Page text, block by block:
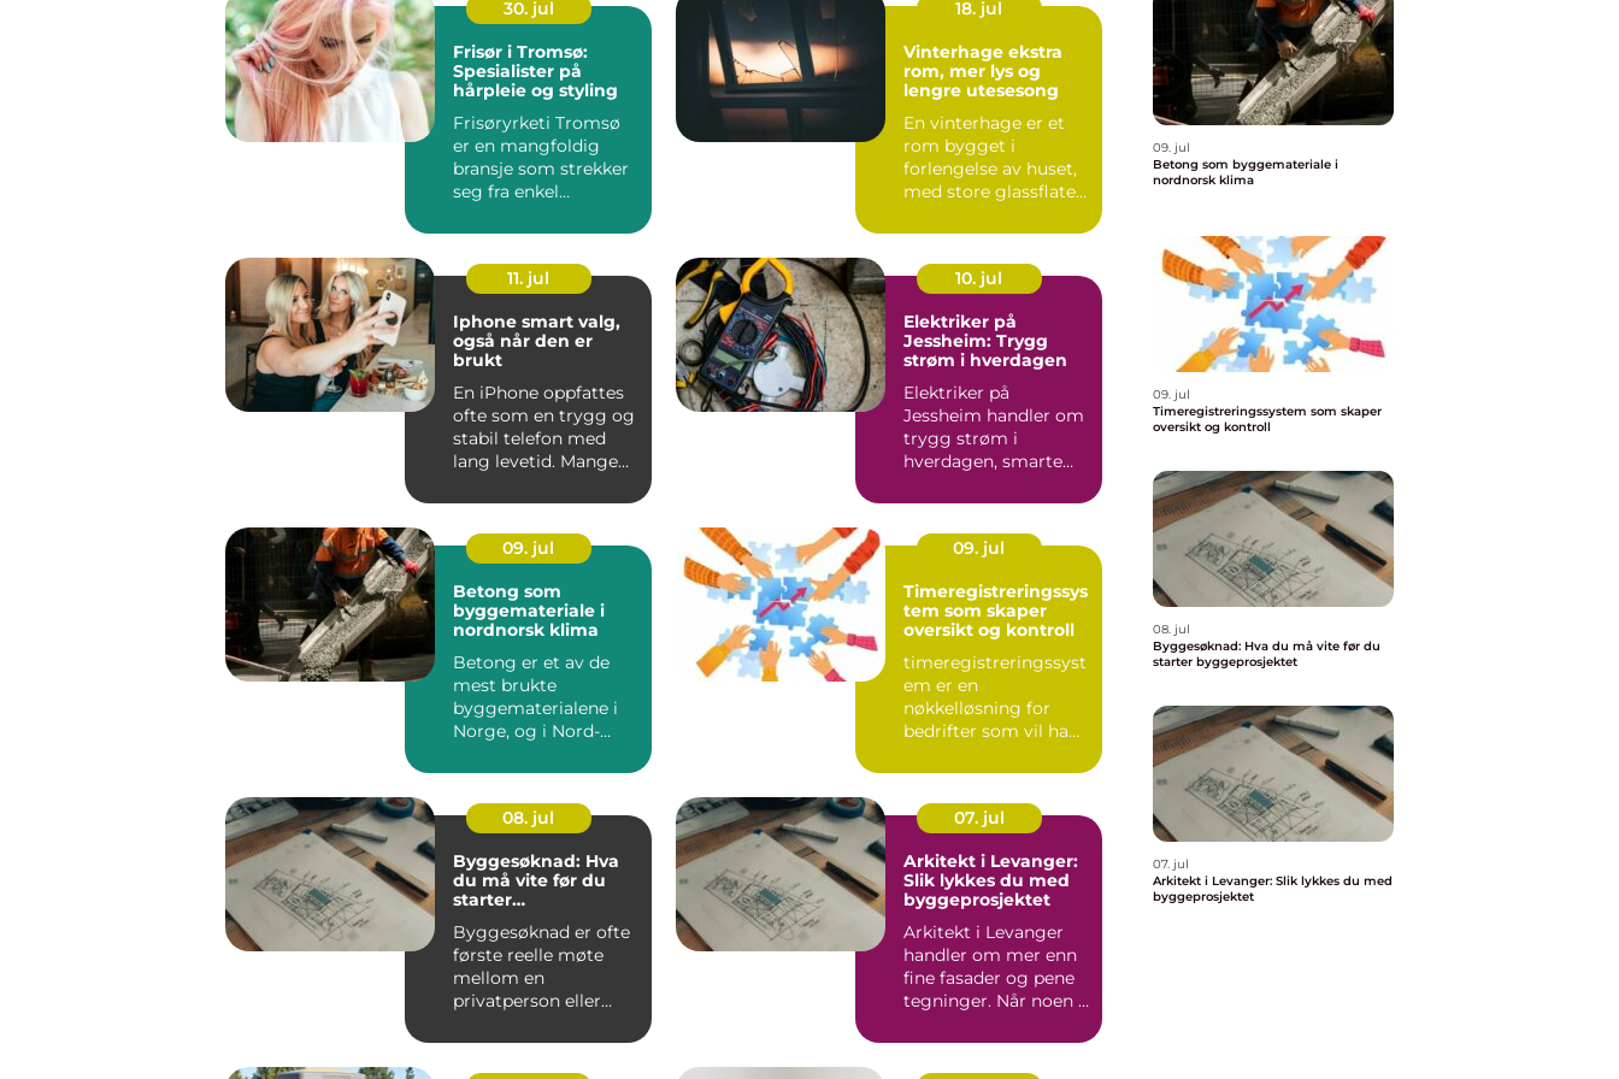
30. jul
Frisør i Tromsø:
Spesialister på
hårpleie og styling
Frisøryrketi Tromsø
er en mangfoldig
bransje som strekker
seg fra enkel
18. jul
Vinterhage ekstra
rom, mer lys og
lengre utesesong
En vinterhage er et
rom bygget i
forlengelse av huset,
med store glassflater
R...
11. jul
Iphone smart valg,
også når den er
brukt
En iPhone oppfattes
ofte som en trygg og
stabil telefon med
lang levetid. Mange
go...
10. jul
Elektriker på
Jessheim: Trygg
strøm i hverdagen
Elektriker på
Jessheim handler om
trygg strøm i
hverdagen, smarte
09. jul
Betong som
byggemateriale i
nordnorsk klima
Betong er et av de
mest brukte
byggematerialene i
Norge, og i Nord-
vist hvor vikt...
09. jul
Timeregistreringssys
tem som skaper
oversikt og kontroll
timeregistreringssyst
em er en
nøkkelløsning for
bedrifter som vil ha
arbeidstid,...
08. jul
Byggesøknad: Hva
du må vite før du
starter
Byggesøknad er ofte
første reelle møte
mellom en
privatperson eller
07. jul
Arkitekt i Levanger:
Slik lykkes du med
byggeprosjektet
Arkitekt i Levanger
handler om mer enn
fine fasader og pene
tegninger. Når noen i
09. jul
Betong som byggemateriale i
nordnorsk klima
09. jul
Timeregistreringssystem som skaper
oversikt og kontroll
08. jul
Byggesøknad: Hva du må vite før du
starter byggeprosjektet
07. jul
Arkitekt i Levanger: Slik lykkes du med
byggeprosjektet